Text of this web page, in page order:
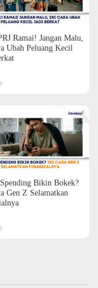
Ramai! Jangan Malu,
Ubah Peluang Kecil
Bikin Bokek?
Gen Z Selamatkan